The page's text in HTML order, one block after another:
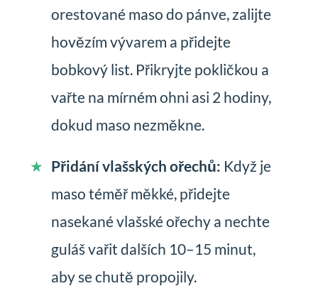
orestované maso do pánve, zalijte
hovězím vývarem a přidejte
bobkový list. Přikryjte pokličkou a
vařte na mírném ohni asi 2 hodiny,
dokud maso nezměkne.
Přidání vlašských ořechů: Když je
maso téměř měkké, přidejte
nasekané vlašské ořechy a nechte
guláš vařit dalších 10–15 minut,
aby se chutě propojily.